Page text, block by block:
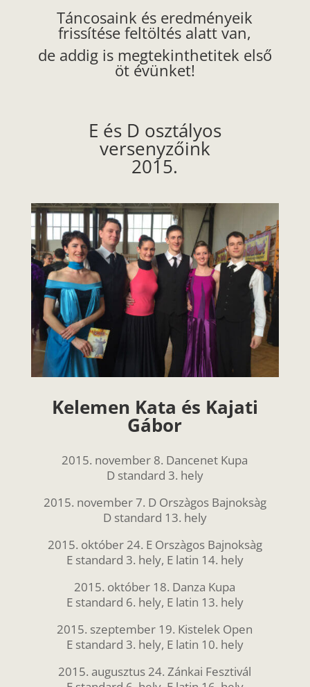
Táncosaink és eredményeik
frissítése feltöltés alatt van,
de addig is megtekinthetitek első
öt évünket!
E és D osztályos
versenyzőink
2015.
Kelemen Kata és Kajati
Gábor
2015. november 8. Dancenet Kupa
D standard 3. hely
2015. november 7. D Orszàgos Bajnoksàg
D standard 13. hely
2015. október 24. E Orszàgos Bajnoksàg
E standard 3. hely, E latin 14. hely
2015. október 18. Danza Kupa
E standard 6. hely, E latin 13. hely
2015. szeptember 19. Kistelek Open
E standard 3. hely, E latin 10. hely
2015. augusztus 24. Zánkai Fesztivál